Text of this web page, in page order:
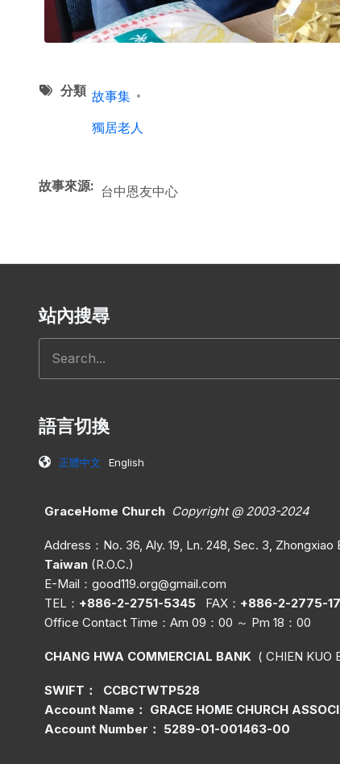
分類 故事集
獨居老人
故事來源 台中恩友中心
站內搜尋
語言切換
正體中文 English
GraceHome Church Copyright @ 2003-2024
Address：No. 36, Aly. 19, Ln. 248, Sec. 3, Zhongxiao
Taiwan (R.O.C.)
E-Mail： good119.org@gmail.com
TEL： +886-2-2751-5345 FAX： +886-2-2775-
Office Contact Time ：Am 09：00 ～ Pm 18：00
CHANG HWA COMMERCIAL BANK ( CHIEN KUO
SWIFT： CCBCTWTP528
Account Name： GRACE HOME CHURCH
Account Number： 5289-01-001463-00